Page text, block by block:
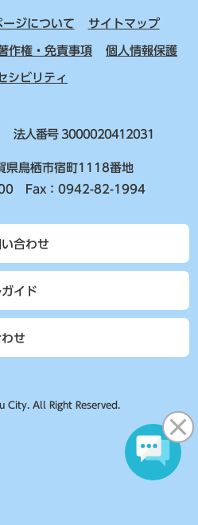
ージについて サイトマップ
作権・免責事項 個人情報保護
シビリティ
法人番号 3000020412031
鳥栖市宿町1118番地
Fax：0942-82-1994
合わせ
イド
せ
All Right Reserved.